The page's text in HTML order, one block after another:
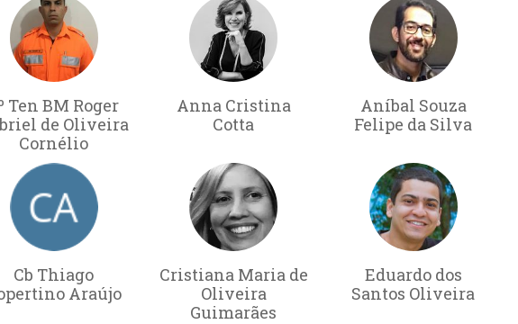
Ten BM Roger
de Oliveira
Cornélio
Anna Cristina
Cotta
Aníbal Souza
Felipe da Silva
Cb Thiago
Araújo
Cristiana Maria de
Oliveira
Guimarães
Eduardo dos
Santos Oliveira